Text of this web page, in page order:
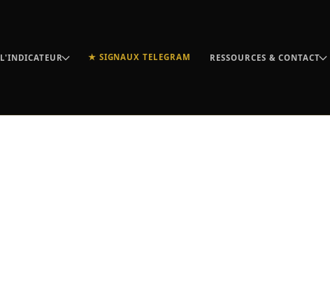
L'INDICATEUR ★ SIGNAUX TELEGRAM RESSOURCES & CONTACT